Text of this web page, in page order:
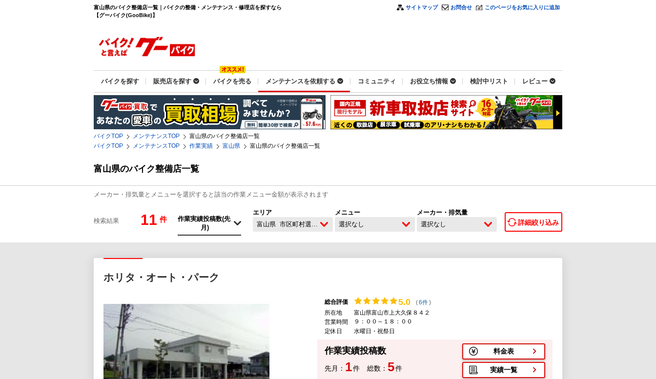
富山県のバイク整備店一覧｜バイクの整備・メンテナンス・修理店を探すなら
【グーバイク(GooBike)】
サイトマップ お問合せ このページをお気に入りに追加
バイクを探す 販売店を探す バイクを売る メンテナンスを依頼する コミュニティ お役立ち情報 検討中リスト レビュー
バイクTOP メンテナンスTOP
富山県のバイク整備店一覧
バイクTOP
メンテナンスTOP 作業実績 富山県 富山県のバイク整備店一覧
富山県のバイク整備店一覧
メーカー・排気量とメニューを選択すると該当の作業メニュー金額が表示されます
検索結果 11 件
エリア
富山県 市区町村選択なし
メニュー
選択なし
メーカー・排気量
選択なし
詳細絞り込み
ホリタ・オート・パーク
総合評価 5.0 (6件)
所在地
富山県富山市上大久保８４２
営業時間
９：００～１８：００
定休日
水曜日・祝祭日
作業実績投稿数
先月： 1件 総数： 5件
料金表
実績一覧